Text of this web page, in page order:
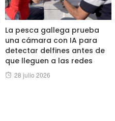
La pesca gallega prueba
una cámara con IA para
detectar delfines antes de
que lleguen a las redes
Posted
28 julio 2026